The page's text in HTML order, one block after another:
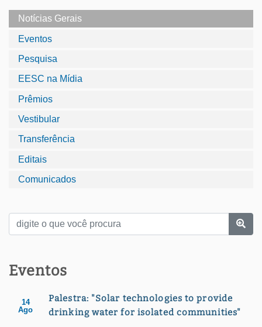
Notícias Gerais
Eventos
Pesquisa
EESC na Mídia
Prêmios
Vestibular
Transferência
Editais
Comunicados
Eventos
14
Ago
Palestra: "Solar technologies to provide
drinking water for isolated communities"